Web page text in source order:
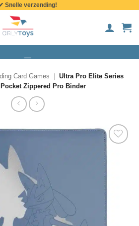
Snelle verzending!
Card Games
Ultra Pro Elite Series
Zippered Pro Binder